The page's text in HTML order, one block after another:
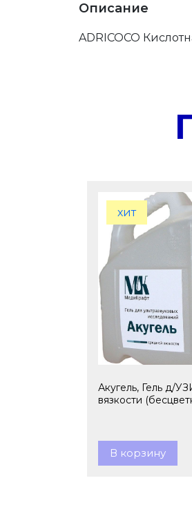
Описание
ADRICOCO
хит
Акугель, Гель д/
вязкости
В корзину